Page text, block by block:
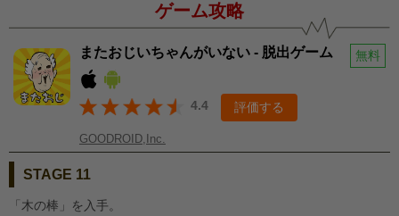
ゲーム攻略
またおじいちゃんがいない - 脱出ゲーム 無料
4.4 評価する
GOODROID,Inc.
STAGE 11
「木の棒」を入手。